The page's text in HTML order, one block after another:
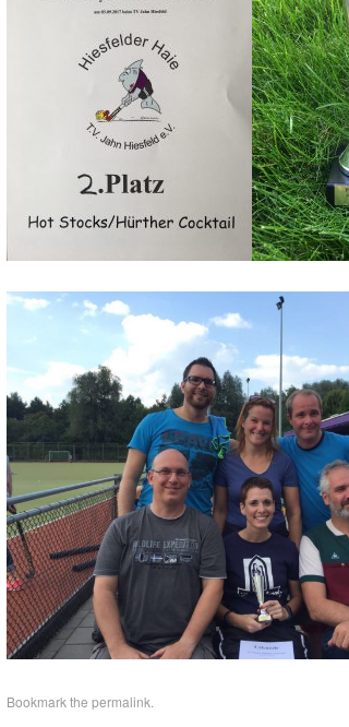
Bookmark the permalink